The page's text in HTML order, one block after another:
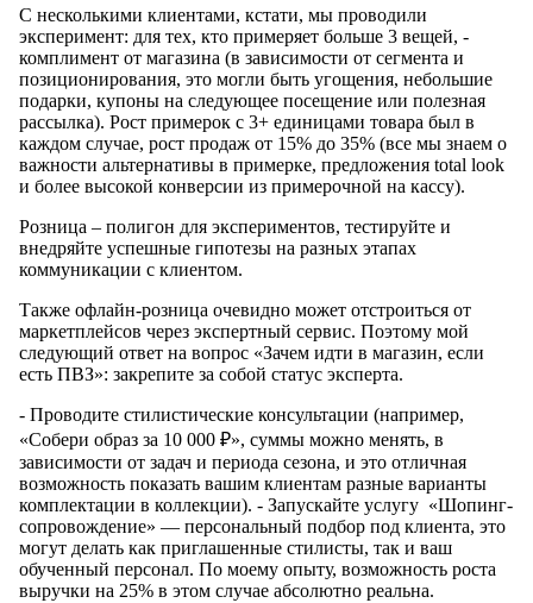
С несколькими клиентами, кстати, мы проводили
эксперимент: для тех, кто примеряет больше 3 вещей, -
комплимент от магазина (в зависимости от сегмента и
позиционирования, это могли быть угощения, небольшие
подарки, купоны на следующее посещение или полезная
рассылка). Рост примерок с 3+ единицами товара был в
каждом случае, рост продаж от 15% до 35% (все мы знаем о
важности альтернативы в примерке, предложения total look
и более высокой конверсии из примерочной на кассу).
Розница – полигон для экспериментов, тестируйте и
внедряйте успешные гипотезы на разных этапах
коммуникации с клиентом.
Также офлайн-розница очевидно может отстроиться от
маркетплейсов через экспертный сервис. Поэтому мой
следующий ответ на вопрос «Зачем идти в магазин, если
есть ПВЗ»: закрепите за собой статус эксперта.
- Проводите стилистические консультации (например,
«Собери образ за 10 000 ₽», суммы можно менять, в
зависимости от задач и периода сезона, и это отличная
возможность показать вашим клиентам разные варианты
комплектации в коллекции). - Запускайте услугу «Шопинг-
сопровождение» — персональный подбор под клиента, это
могут делать как приглашенные стилисты, так и ваш
обученный персонал. По моему опыту, возможность роста
выручки на 25% в этом случае абсолютно реальна.